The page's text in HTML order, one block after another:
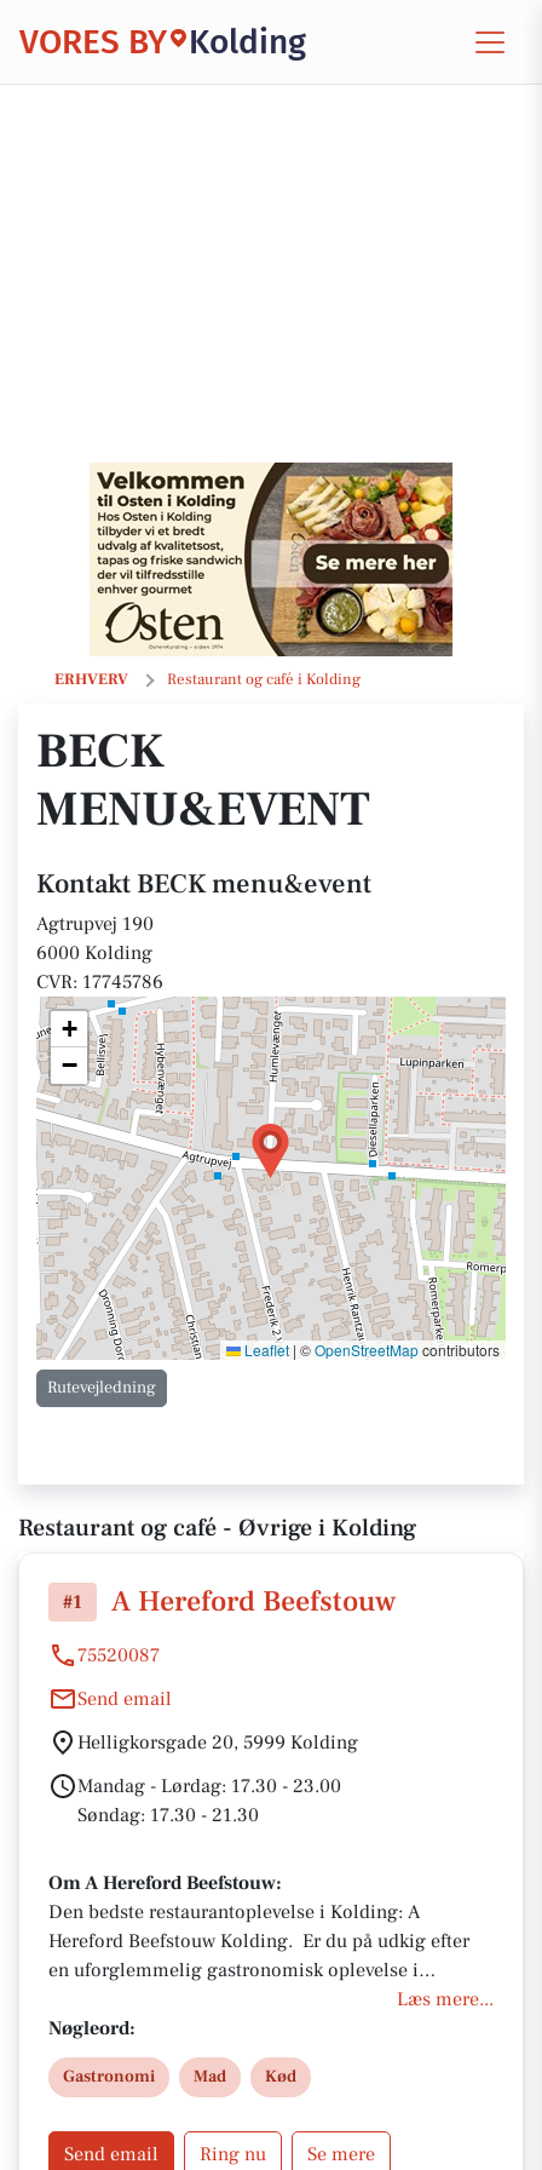
VORES BY Kolding
ERHVERV Restaurant og café i Kolding
BECK menu&event
BECK
MENU&EVENT
Kontakt BECK menu&event
Agtrupvej 190
6000 Kolding
CVR: 17745786
+
−
Leaflet | ©OpenStreetMapcontributors
Rutevejledning
Restaurant og café - Øvrige i Kolding
#1 A Hereford Beefstouw
75520087
Send email
Helligkorsgade 20, 5999 Kolding
Mandag - Lørdag: 17.30 - 23.00
Søndag: 17.30 - 21.30
Om A Hereford Beefstouw:
Den bedste restaurantoplevelse i Kolding: A
Hereford Beefstouw Kolding. Er du på udkig efter
en uforglemmelig gastronomisk oplevelse i
Kolding? Eller søger du et unikt spisested, hvor du
kan nyde en ekstraordinær middag i historiske
omgivelser? A Hereford Beefstouw Kolding er svaret
på dine ønsker. Beliggende på Helligkorsgade 20, i
denne restaurant en stemningsfuld og hyggelig
Læs mere...
Nøgleord:
Gastronomi Mad Kød
Send email Ring nu Se mere